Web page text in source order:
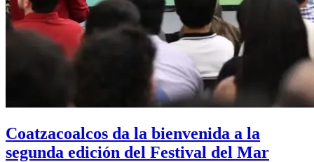
Coatzacoalcos da la bienvenida a la
segunda edición del Festival del Mar